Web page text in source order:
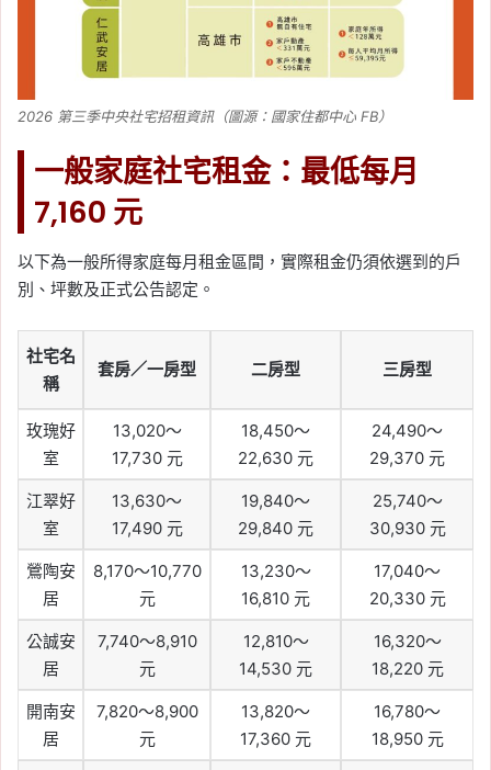
2026 第三季中央社宅招租資訊（圖源：國家住都中心 FB）
一般家庭社宅租金：最低每月
7,160 元
以下為一般所得家庭每月租金區間，實際租金仍須依選到的戶
別、坪數及正式公告認定。
社宅名
稱
套房／一房型 二房型 三房型
玫瑰好
室
13,020～
17,730 元
18,450～
22,630 元
24,490～
29,370 元
江翠好
室
13,630～
17,490 元
19,840～
29,840 元
25,740～
30,930 元
鶯陶安
居
8,170～10,770
元
13,230～
16,810 元
17,040～
20,330 元
公誠安
居
7,740～8,910
元
12,810～
14,530 元
16,320～
18,220 元
開南安
居
7,820～8,900
元
13,820～
17,360 元
16,780～
18,950 元